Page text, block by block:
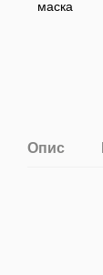
Опис